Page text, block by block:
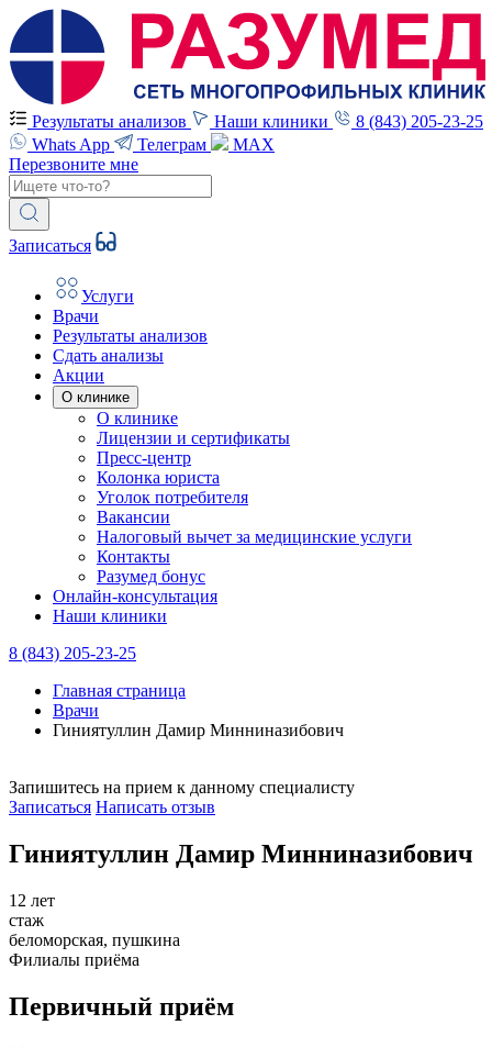
Результаты анализов Наши клиники
8 (843) 205-23-25
Whats App
Телеграм
MAX
Перезвоните мне
Записаться
Услуги
Врачи
Результаты анализов
Сдать анализы
Акции
О клинике
О клинике
Лицензии и сертификаты
Пресс-центр
Колонка юриста
Уголок потребителя
Вакансии
Налоговый вычет за медицинские услуги
Контакты
Разумед бонус
Онлайн-консультация
Наши клиники
8 (843) 205-23-25
Главная страница
Врачи
Гиниятуллин Дамир Минниназибович
Запишитесь на прием к данному специалисту
Записаться Написать отзыв
Гиниятуллин Дамир Минниназибович
12 лет
стаж
беломорская, пушкина
Филиалы приёма
Первичный приём